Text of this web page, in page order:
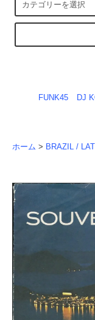
FUNK45 DJ
ホーム > BRAZIL /